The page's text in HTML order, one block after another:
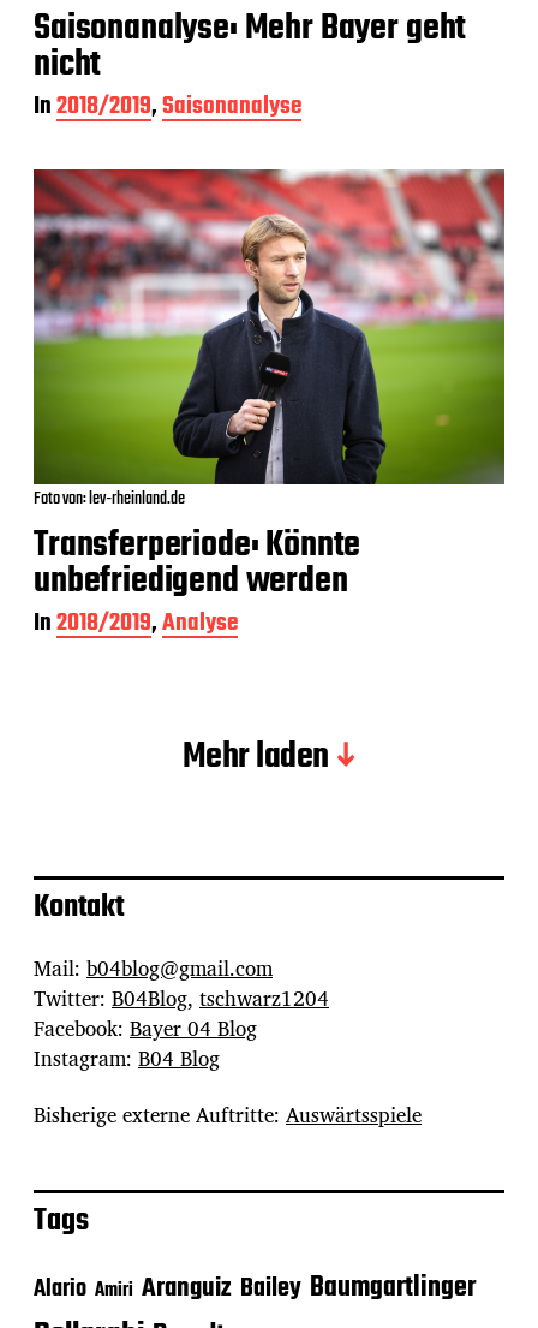
Saisonanalyse: Mehr Bayer geht
nicht
In2018/2019,Saisonanalyse
Foto von: lev-rheinland.de
Transferperiode: Könnte
unbefriedigend werden
In2018/2019,Analyse
Mehr laden
Kontakt
Mail: b04blog@gmail.com
Twitter: B04Blog, tschwarz1204
Facebook: Bayer 04 Blog
Instagram: B04 Blog
Bisherige externe Auftritte: Auswärtsspiele
Tags
Alario Amiri Aranguiz Bailey Baumgartlinger